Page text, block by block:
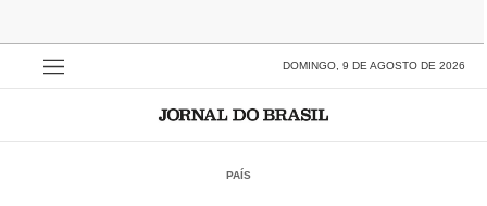
DOMINGO, 9 DE AGOSTO DE 2026
PAÍS